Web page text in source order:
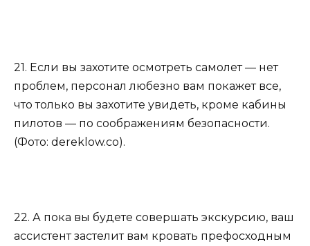
21. Если вы захотите осмотреть самолет — нет
проблем, персонал любезно вам покажет все,
что только вы захотите увидеть, кроме кабины
пилотов — по соображениям безопасности.
(Фото: dereklow.co).
22. А пока вы будете совершать экскурсию, ваш
ассистент застелит вам кровать префосходным